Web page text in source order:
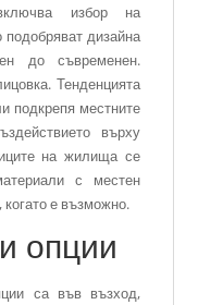
избор на
подобряват дизайна
до съвременен.
Тенденцията
подкрепя местните
върху
на жилища се
с местен
когато е възможно.
опции
са във възход,